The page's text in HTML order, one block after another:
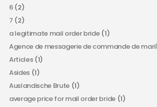
6(2)
7 (2)
a legitimate mail order bride(1)
Agence de messagerie de commande de
Articles(1)
Asides(1)
Auslandische Brute (1)
average price for mail order bride(1)